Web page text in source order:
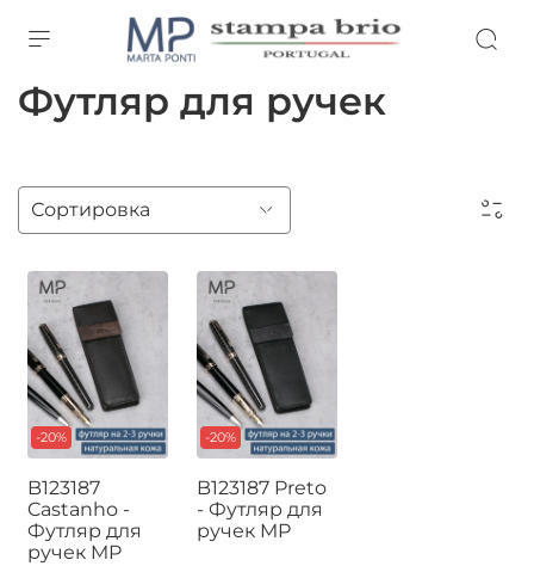
Футляр для ручек
-20%
B123187
Castanho -
Футляр для
ручек MP
-20%
B123187 Preto
- Футляр для
ручек MP